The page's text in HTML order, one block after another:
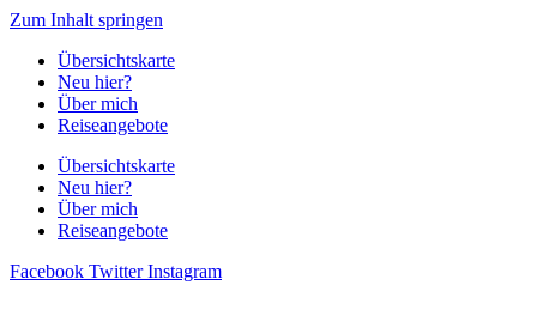
Zum Inhalt springen
Übersichtskarte
Neu hier?
Über mich
Reiseangebote
Übersichtskarte
Neu hier?
Über mich
Reiseangebote
Facebook Twitter Instagram